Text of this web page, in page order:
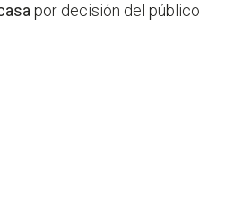
por decisión del público